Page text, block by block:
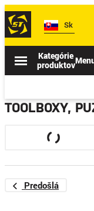
Sk
Kategórie
produktov
TOOLBOXY,
Predošlá